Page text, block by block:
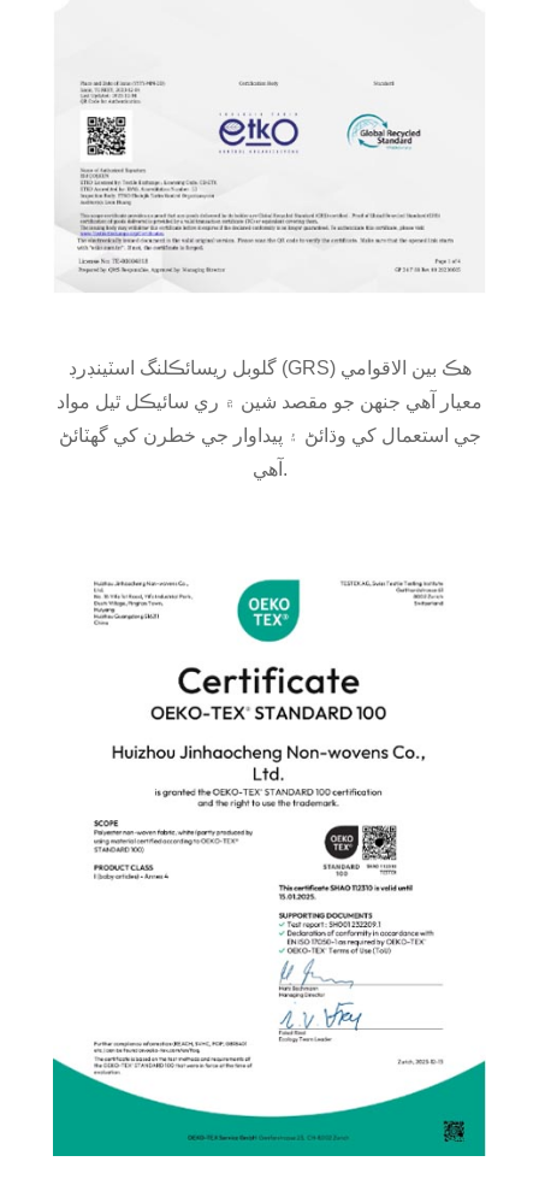
گلوبل ريسائڪلنگ اسٽينڊرڊ (GRS) هڪ بين الاقوامي
معيار آهي جنهن جو مقصد شين ۾ ري سائيڪل ٿيل مواد
جي استعمال کي وڌائڻ ۽ پيداوار جي خطرن کي گهٽائڻ
آهي.